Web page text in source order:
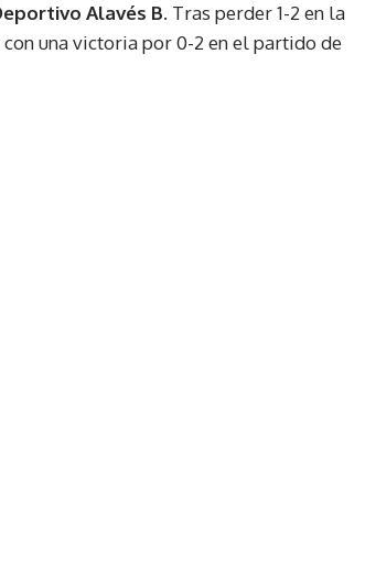
Alavés B. Tras perder 1-2 en la
una victoria por 0-2 en el partido de